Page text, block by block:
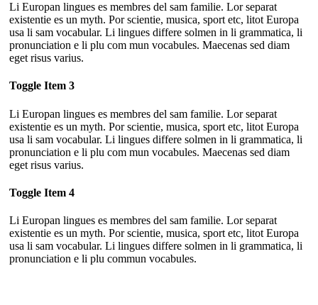
Li Europan lingues es membres del sam familie. Lor separat
existentie es un myth. Por scientie, musica, sport etc, litot Europa
usa li sam vocabular. Li lingues differe solmen in li grammatica, li
pronunciation e li plu com mun vocabules. Maecenas sed diam
eget risus varius.
Toggle Item 3
Li Europan lingues es membres del sam familie. Lor separat
existentie es un myth. Por scientie, musica, sport etc, litot Europa
usa li sam vocabular. Li lingues differe solmen in li grammatica, li
pronunciation e li plu com mun vocabules. Maecenas sed diam
eget risus varius.
Toggle Item 4
Li Europan lingues es membres del sam familie. Lor separat
existentie es un myth. Por scientie, musica, sport etc, litot Europa
usa li sam vocabular. Li lingues differe solmen in li grammatica, li
pronunciation e li plu commun vocabules.